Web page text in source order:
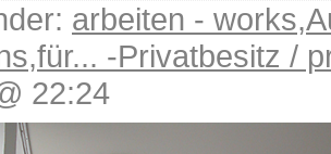
arbeiten - works,
,für... -Privatbesitz /
22:24